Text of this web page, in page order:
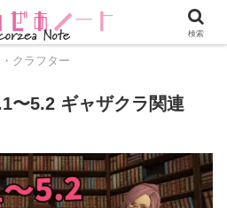
クラフター
〜5.2 ギャザクラ関連
検索